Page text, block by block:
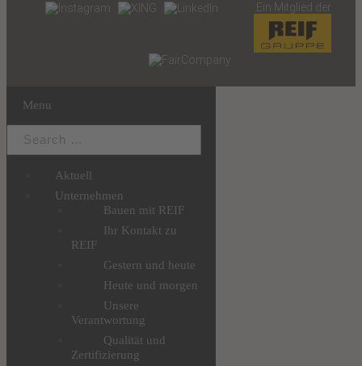
Ein Mitglied der
Menu
Aktuell
Unternehmen
Bauen mit REIF
Ihr Kontakt zu
REIF
Gestern und heute
Heute und morgen
Unsere
Verantwortung
Qualität und
Zertifizierung